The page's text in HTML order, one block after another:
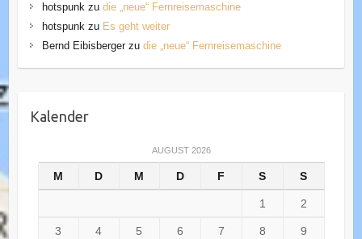
hotspunkzu die „neue“ Fernreisemaschine
hotspunkzu Es geht weiter
Bernd Eibisbergerzu die „neue“ Fernreisemaschine
Kalender
AUGUST 2026
M D M D F S S
1 2
3 4 5 6 7 8 9